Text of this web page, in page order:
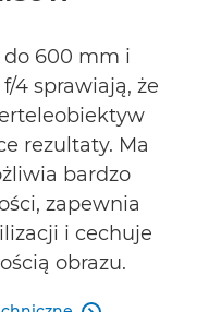
do 600 mm i
4 sprawiają, że
rezultaty. Ma
bardzo
zapewnia
i cechuje
obrazu.